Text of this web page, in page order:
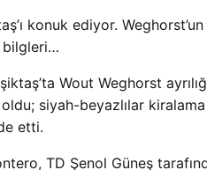
konuk ediyor. Weghorst’un
bilgleri…
Wout Weghorst
siyah-beyazlılar
etti.
TD Şenol Güneş